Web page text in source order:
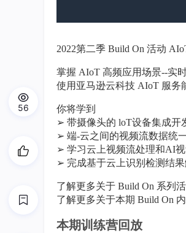
2022第二季 Build On 活动
掌握 AIoT 高频应用场景--实
使用亚马逊云科技 AIoT 服务
你将学到
➢ 带摄像头的 loT设备集成开
➢ 端-云之间的视频流数据统
➢ 学习云上视频流处理和AI
➢ 完成基于云上识别检测结
了解更多关于 Build On 系列活
了解更多关于本期 Build On 内
本期训练营回放
56